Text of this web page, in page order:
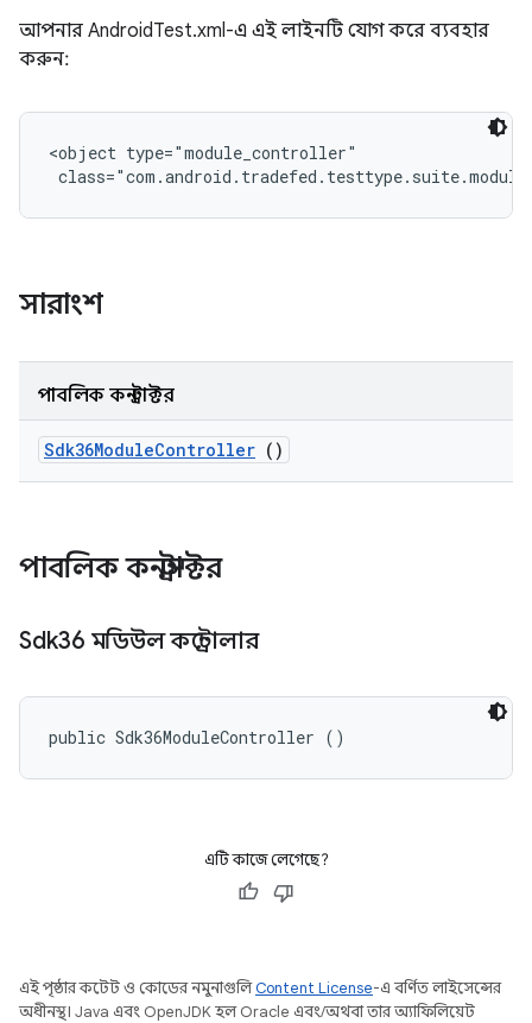
আপনার AndroidTest.xml-এ এই লাইনটি যোগ করে ব্যবহার
করুন:
<object type="module_controller"
সারাংশ
পাবলিক কনস্ট্রাক্টর
Sdk36ModuleController ()
পাবলিক কনস্ট্রাক্টর
Sdk36 মডিউল কন্ট্রোলার
public Sdk36ModuleController ()
এটি কাজে লেগেছে?
এই পৃষ্ঠার কন্টেন্ট ও কোডের নমুনাগুলিContent License-এ বর্ণিত লাইসেন্সের
অধীনস্থ। Java এবং OpenJDK হল Oracle এবং/অথবা তার অ্যাফিলিয়েট